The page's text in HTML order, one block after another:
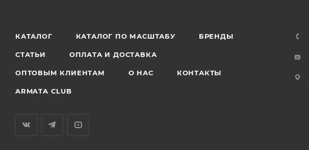
КАТАЛОГ КАТАЛОГ ПО МАСШТАБУ БРЕНДЫ
СТАТЬИ ОПЛАТА И ДОСТАВКА
ОПТОВЫМ КЛИЕНТАМ О НАС КОНТАКТЫ
ARMATA CLUB